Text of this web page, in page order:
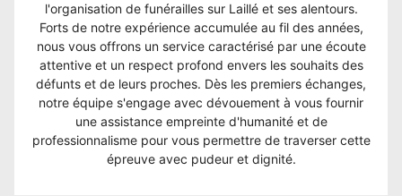
l'organisation de funérailles sur Laillé et ses alentours.
Forts de notre expérience accumulée au fil des années,
nous vous offrons un service caractérisé par une écoute
attentive et un respect profond envers les souhaits des
défunts et de leurs proches. Dès les premiers échanges,
notre équipe s'engage avec dévouement à vous fournir
une assistance empreinte d'humanité et de
professionnalisme pour vous permettre de traverser cette
épreuve avec pudeur et dignité.